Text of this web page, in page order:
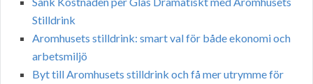
Stilldrink
Aromhusets stilldrink: smart val för både ekonomi och
arbetsmiljö
Byt till Aromhusets stilldrink och få mer utrymme för